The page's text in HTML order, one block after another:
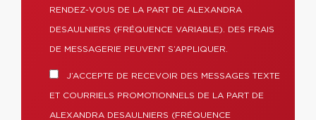
RENDEZ-VOUS DE LA PART DE ALEXANDRA
DESAULNIERS (FRÉQUENCE VARIABLE). DES FRAIS
DE MESSAGERIE PEUVENT S’APPLIQUER.
J’ACCEPTE DE RECEVOIR DES MESSAGES TEXTE
ET COURRIELS PROMOTIONNELS DE LA PART DE
ALEXANDRA DESAULNIERS (FRÉQUENCE